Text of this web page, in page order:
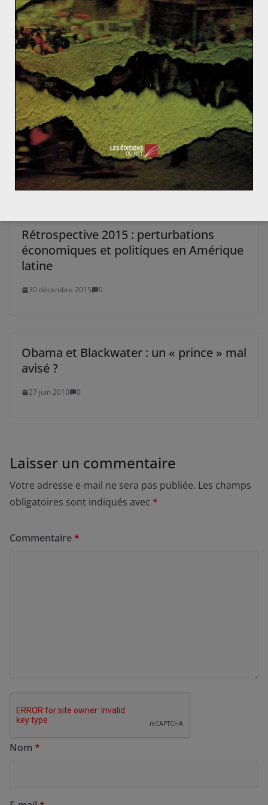
Recours au FMI : l’Argentine face à ses
vieux démons
21 mai 2018
Rétrospective 2015 : perturbations
économiques et politiques en Amérique
latine
30 décembre 2015 0
Obama et Blackwater : un « prince » mal
avisé ?
27 juin 2010 0
Laisser un commentaire
Votre adresse e-mail ne sera pas publiée. Les champs
obligatoires sont indiqués avec *
Commentaire*
Nom *